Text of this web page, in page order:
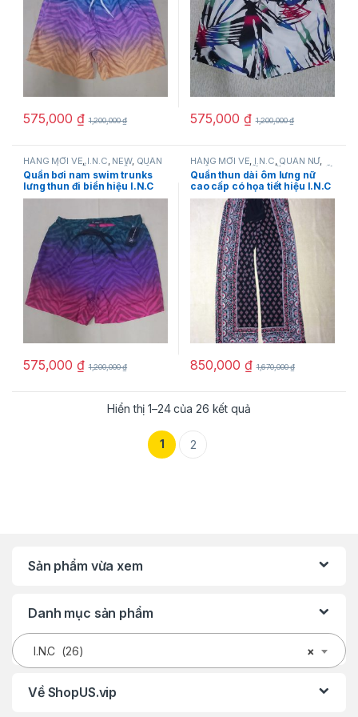
575,000 ₫ 1,200,000₫ 575,000 ₫ 1,200,000₫
HÀNG MỚI VỀ , I.N.C NEW, QUẦN
NAM SẢN PHẨM KHUYẾN MÃI
SHORT NAM,THỜI TRANG NAM
Quần bơi nam swim trunks
lưng thun đi biển hiệu I.N.C
size S hàng mỹ
575,000 ₫ 1,200,000₫
HÀNG MỚI VỀ I.N.C QUẦN NỮ,
QUẦN THUN NỮ,THỜI TRANG NỮ
Quần thun dài ôm lưng nữ
cao cấp có họa tiết hiệu I.N.C
size PP chính hãng
850,000 ₫ 1,670,000₫
Hiển thị 1–24 của 26 kết quả
1 2
Sản phẩm vừa xem
Danh mục sản phẩm
×
I.N.C (26)
Về ShopUS.vip